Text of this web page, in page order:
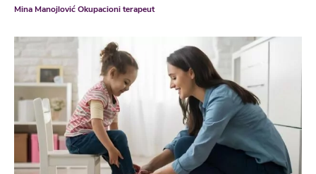
Mina Manojlović Okupacioni terapeut